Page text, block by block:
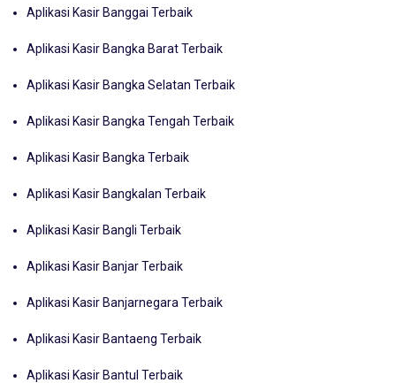
Aplikasi Kasir Banggai Terbaik
Aplikasi Kasir Bangka Barat Terbaik
Aplikasi Kasir Bangka Selatan Terbaik
Aplikasi Kasir Bangka Tengah Terbaik
Aplikasi Kasir Bangka Terbaik
Aplikasi Kasir Bangkalan Terbaik
Aplikasi Kasir Bangli Terbaik
Aplikasi Kasir Banjar Terbaik
Aplikasi Kasir Banjarnegara Terbaik
Aplikasi Kasir Bantaeng Terbaik
Aplikasi Kasir Bantul Terbaik